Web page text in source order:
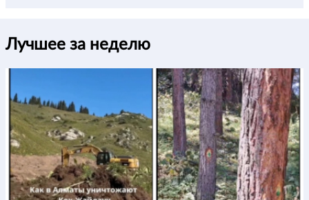
Лучшее за неделю